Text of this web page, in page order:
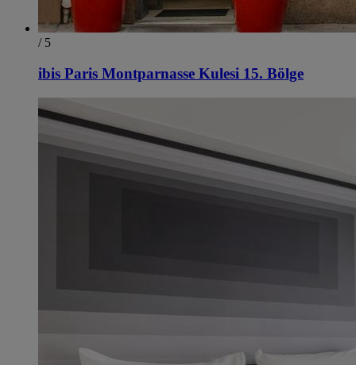
/ 5
ibis Paris Montparnasse Kulesi 15. Bölge